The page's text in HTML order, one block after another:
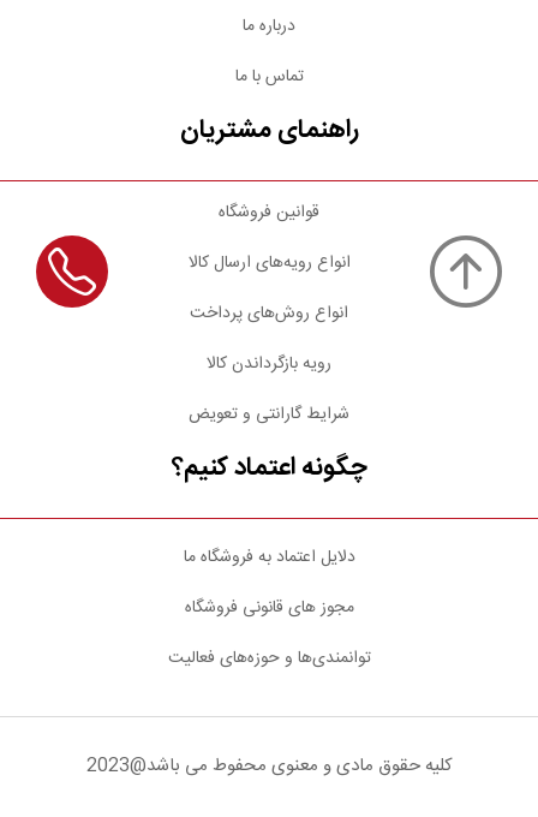
درباره ما
تماس با ما
راهنمای مشتریان
قوانین فروشگاه
انواع رویه‌های ارسال کالا
انواع روش‌های پرداخت
رویه بازگرداندن کالا
شرایط گارانتی و تعویض
چگونه اعتماد کنیم؟
دلایل اعتماد به فروشگاه ما
مجوز های قانونی فروشگاه
توانمندی‌ها و حوزه‌های فعالیت
کلیه حقوق مادی و معنوی محفوط می باشد@2023